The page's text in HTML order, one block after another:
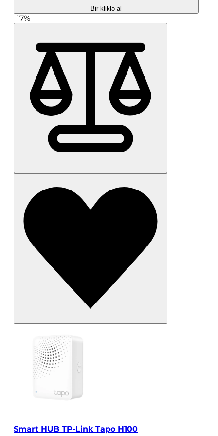
Bir kliklə al
-17%
Smart HUB TP-Link Tapo H100